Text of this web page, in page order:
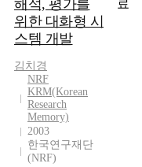
해석, 평가를
위한 대화형 시
스템 개발
김치경
NRF
KRM(Korean
Research
Memory)
2003
한국연구재단
(NRF)
료